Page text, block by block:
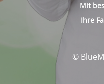
Mit
Ihre
©